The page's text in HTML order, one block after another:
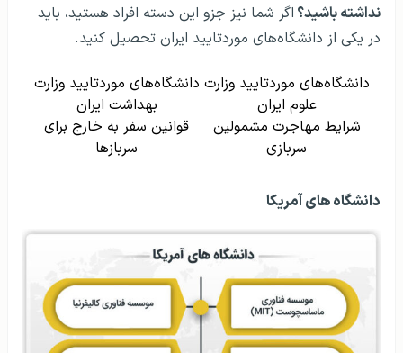
نداشته باشید؟ اگر شما نیز جزو این دسته افراد هستید، باید
در یکی از دانشگاه‌های موردتایید ایران تحصیل کنید.
دانشگاه‌های موردتایید وزارت
علوم ایران
دانشگاه‌های موردتایید وزارت
بهداشت ایران
شرایط مهاجرت مشمولین
سربازی
قوانین سفر به خارج برای
سربازها
دانشگاه های آمریکا